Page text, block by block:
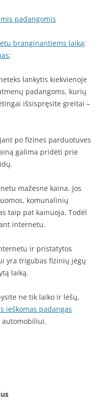
padangomis
branginantiems laiką;
;
lankytis kiekvienoje
padangoms, kurių
išsispręsite greitai –
po fizines parduotuves
galima pridėti prie
mažesne kaina. Jos
komunalinių
taip pat kainuoja. Todėl
internetu.
ir pristatytos
yra trigubas fizinių jėgų
laiką.
ne tik laiko ir lėšų,
ieškomas padangas
automobiliui.